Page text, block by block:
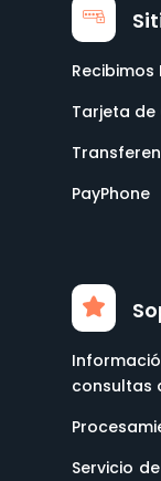
Recibimos
Tarjeta de
PayPhone
consultas
Servicio